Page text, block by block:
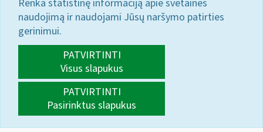
Renka statistinę informaciją apie svetainės
naudojimą ir naudojami Jūsų naršymo patirties
gerinimui.
PATVIRTINTI
Visus slapukus
PATVIRTINTI
Pasirinktus slapukus